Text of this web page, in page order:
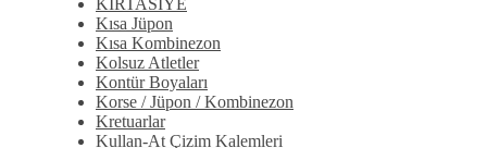
Kısa Jüpon
Kısa Kombinezon
Kolsuz Atletler
Kontür Boyaları
Korse / Jüpon / Kombinezon
Kretuarlar
Kullan-At Çizim Kalemleri